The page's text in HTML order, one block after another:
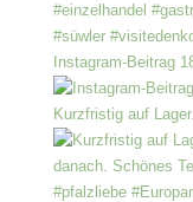
Instagram-Beitrag
Kurzfristig auf